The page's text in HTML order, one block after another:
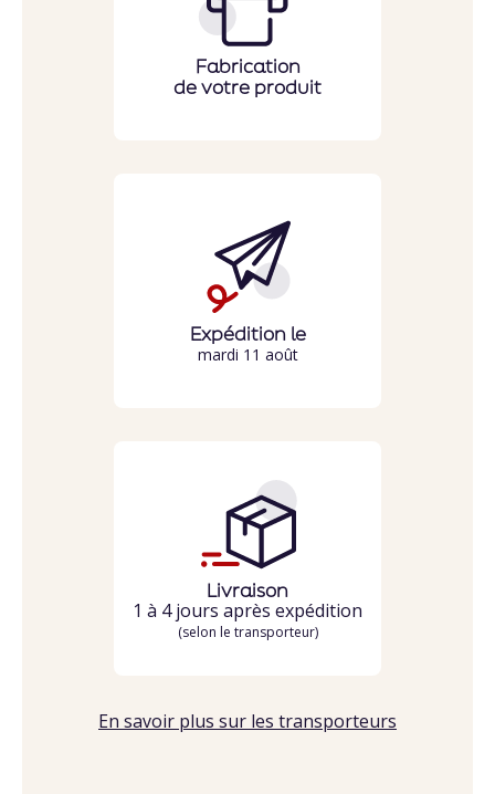
Fabrication
de votre produit
Expédition le
mardi 11 août
Livraison
1 à 4 jours après expédition
(selon le transporteur)
En savoir plus sur les transporteurs